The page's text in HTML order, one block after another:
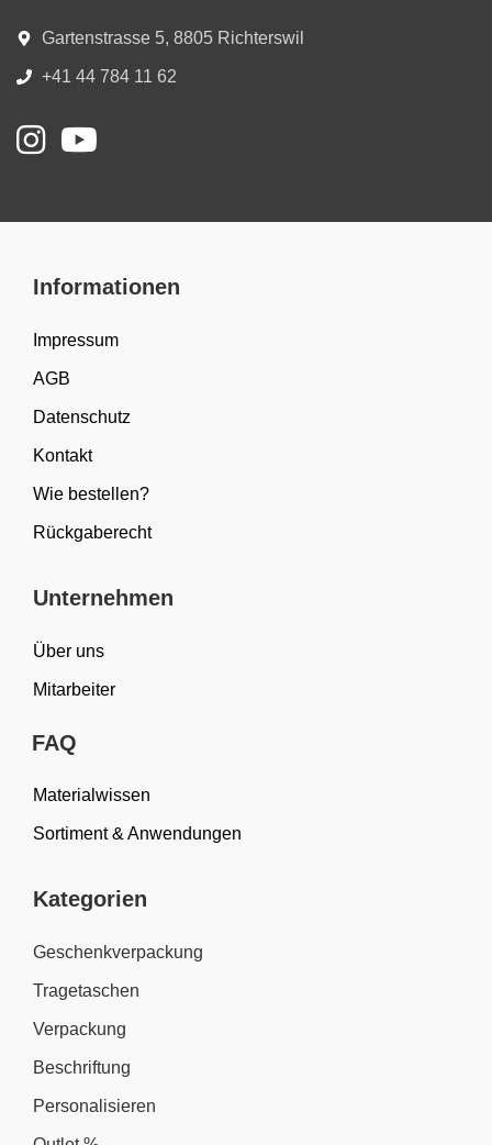
Gartenstrasse 5, 8805 Richterswil
+41 44 784 11 62
Informationen
Impressum
AGB
Datenschutz
Kontakt
Wie bestellen?
Rückgaberecht
Unternehmen
Über uns
Mitarbeiter
FAQ
Materialwissen
Sortiment & Anwendungen
Kategorien
Geschenkverpackung
Tragetaschen
Verpackung
Beschriftung
Personalisieren